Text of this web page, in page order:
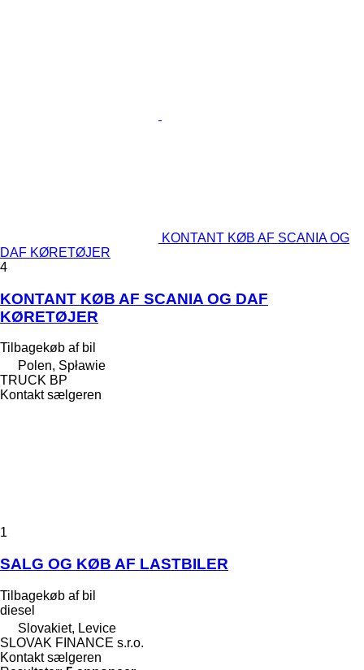
KONTANT KØB AF SCANIA OG
DAF KØRETØJER
4
KONTANT KØB AF SCANIA OG DAF
KØRETØJER
Tilbagekøb af bil
Polen, Spławie
TRUCK BP
Kontakt sælgeren
1
SALG OG KØB AF LASTBILER
Tilbagekøb af bil
diesel
Slovakiet, Levice
SLOVAK FINANCE s.r.o.
Kontakt sælgeren